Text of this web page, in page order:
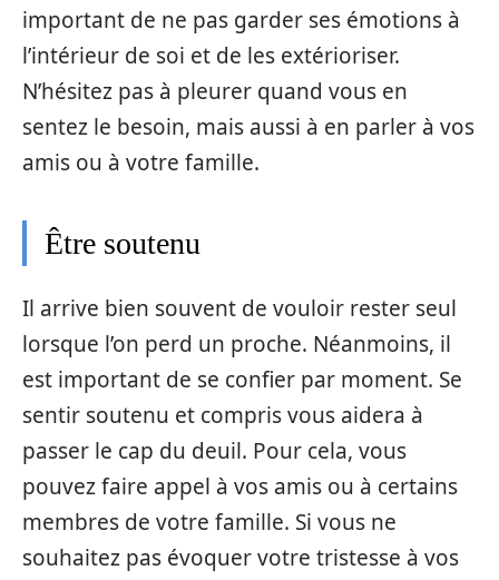
important de ne pas garder ses émotions à
l’intérieur de soi et de les extérioriser.
N’hésitez pas à pleurer quand vous en
sentez le besoin, mais aussi à en parler à vos
amis ou à votre famille.
Être soutenu
Il arrive bien souvent de vouloir rester seul
lorsque l’on perd un proche. Néanmoins, il
est important de se confier par moment. Se
sentir soutenu et compris vous aidera à
passer le cap du deuil. Pour cela, vous
pouvez faire appel à vos amis ou à certains
membres de votre famille. Si vous ne
souhaitez pas évoquer votre tristesse à vos